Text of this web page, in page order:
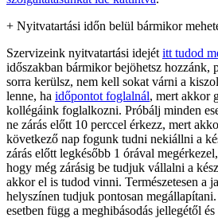
+ Nyitvatartási időn belül bármikor
Szervizeink nyitvatartási idejét itt tudod
időszakban bármikor bejöhetsz hozzánk,
sorra kerülsz, nem kell sokat várni a
lenne, ha időpontot foglalnál, mert akkor
kollégáink foglalkozni. Próbálj minden
ne zárás előtt 10 perccel érkezz, mert
következő nap fogunk tudni nekiállni a
zárás előtt legkésőbb 1 órával
hogy még zárásig be tudjuk vállalni a
akkor el is tudod vinni. Természetesen a
helyszínen tudjuk pontosan
esetben függ a meghibásodás jellegétől